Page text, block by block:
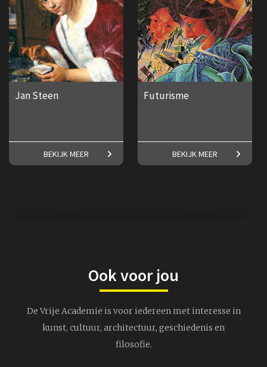
Jan Steen
BEKIJK MEER
Futurisme
BEKIJK MEER
Ook voor jou
De Vrije Academie is voor iedereen met interesse in
kunst, cultuur, architectuur, geschiedenis en
filosofie.